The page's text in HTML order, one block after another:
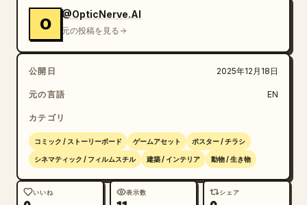
O
@OpticNerve.AI
元の投稿を見る
公開日 2025年12月18日
元の言語 EN
カテゴリ
コミック / ストーリーボード ゲームアセット ポスター / チラシ
シネマティック / フィルムスチル 建築 / インテリア 動物 / 生き物
いいね 表示数 シェア